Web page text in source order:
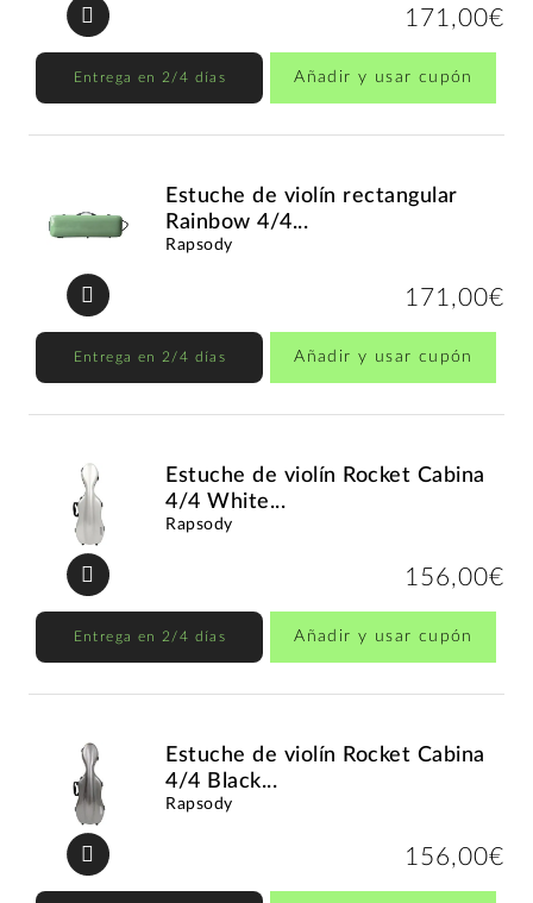
171,00€
Entrega en 2/4 días Añadir y usar cupón
Estuche de violín rectangular
Rainbow 4/4...
Rapsody
171,00€
Entrega en 2/4 días Añadir y usar cupón
Estuche de violín Rocket Cabina
4/4 White...
Rapsody
156,00€
Entrega en 2/4 días Añadir y usar cupón
Estuche de violín Rocket Cabina
4/4 Black...
Rapsody
156,00€